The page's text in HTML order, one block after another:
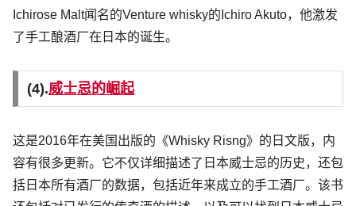
Ichirose Malt闻名的Venture whisky的Ichiro Akuto，他激发
了手工酿酒厂在日本的诞生。
(4).威士忌的崛起
这是2016年在美国出版的《Whisky Risng》的日文版，内
容有很多更新。它不仅详细描述了日本威士忌的历史，还包
括日本所有酒厂的数据，包括近年来成立的手工酒厂。该书